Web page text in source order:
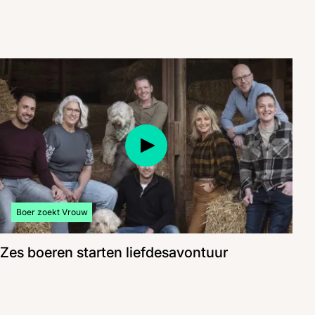
Bekijk meer artikelen over:
Boer zoekt Vrouw
Zes boeren starten liefdesavontuur